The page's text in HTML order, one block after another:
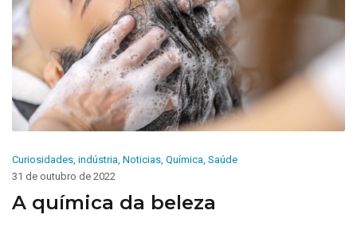
Curiosidades indústria Noticias Química Saúde
31 de outubro de 2022
A química da beleza